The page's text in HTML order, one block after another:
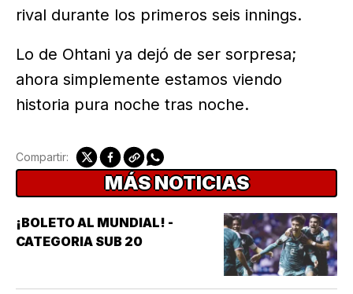
rival durante los primeros seis innings.
Lo de Ohtani ya dejó de ser sorpresa;
ahora simplemente estamos viendo
historia pura noche tras noche.
Compartir:
MÁS NOTICIAS
¡BOLETO AL MUNDIAL! -
CATEGORIA SUB 20